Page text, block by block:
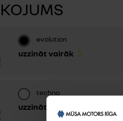
evolution
uzzināt vairāk
techno
uzzināt vairāk